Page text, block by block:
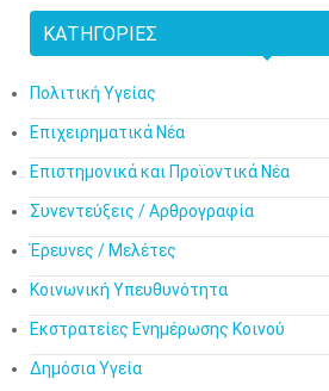
ΚΑΤΗΓΟΡΊΕΣ
Πολιτική Υγείας
Επιχειρηματικά Νέα
Επιστημονικά και Προϊοντικά Νέα
Συνεντεύξεις / Αρθρογραφία
Έρευνες / Μελέτες
Κοινωνική Υπευθυνότητα
Εκστρατείες Ενημέρωσης Κοινού
Δημόσια Υγεία